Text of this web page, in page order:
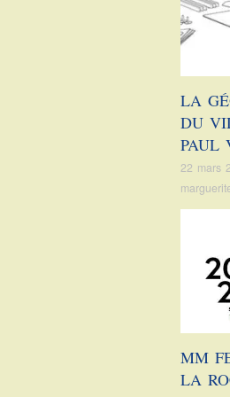
LA
DU
PAUL
22 mars
MM
LA